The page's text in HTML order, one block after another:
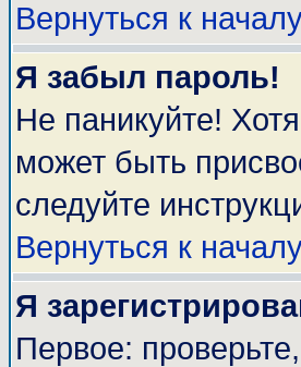
Вернуться к
Я забыл пароль!
Не паникуйте!
может быть
следуйте
Вернуться к
Я
Первое: